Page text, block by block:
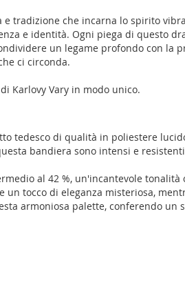
tradizione che incarna lo spirito
e identità. Ogni piega di questo
un legame profondo con la
ci circonda.
Karlovy Vary in modo unico.
tedesco di qualità in poliestere
bandiera sono intensi e resistenti
al 42 %, un'incantevole
tocco di eleganza misteriosa,
armoniosa palette, conferendo